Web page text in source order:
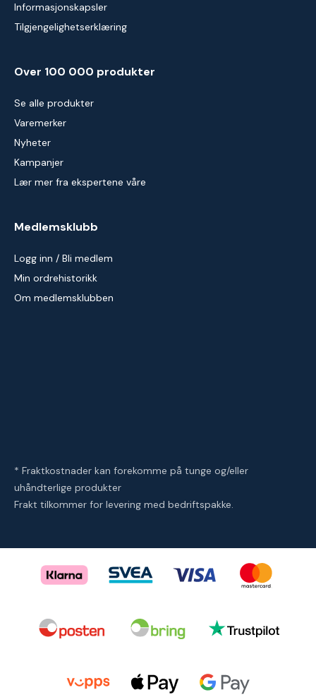
Informasjonskapsler
Tilgjengelighetserklæring
Over 100 000 produkter
Se alle produkter
Varemerker
Nyheter
Kampanjer
Lær mer fra ekspertene våre
Medlemsklubb
Logg inn / Bli medlem
Min ordrehistorikk
Om medlemsklubben
* Fraktkostnader kan forekomme på tunge og/eller
uhåndterlige produkter
Frakt tilkommer for levering med bedriftspakke.